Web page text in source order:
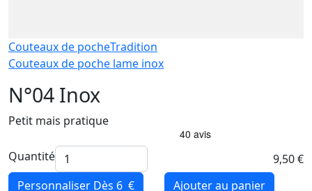
Couteaux de pocheTradition
Couteaux de poche lame inox
N°04 Inox
Petit mais pratique
Quantité
9,50 €
Personnaliser Dès 6 € Ajouter au panier